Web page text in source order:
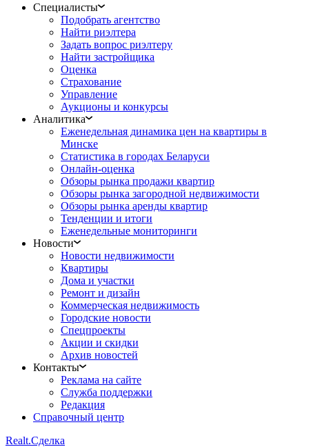
Специалисты
Подобрать агентство
Найти риэлтера
Задать вопрос риэлтеру
Найти застройщика
Оценка
Страхование
Управление
Аукционы и конкурсы
Аналитика
Еженедельная динамика цен на квартиры в
Минске
Статистика в городах Беларуси
Онлайн-оценка
Обзоры рынка продажи квартир
Обзоры рынка загородной недвижимости
Обзоры рынка аренды квартир
Тенденции и итоги
Еженедельные мониторинги
Новости
Новости недвижимости
Квартиры
Дома и участки
Ремонт и дизайн
Коммерческая недвижимость
Городские новости
Спецпроекты
Акции и скидки
Архив новостей
Контакты
Реклама на сайте
Служба поддержки
Редакция
Справочный центр
Realt.Сделка